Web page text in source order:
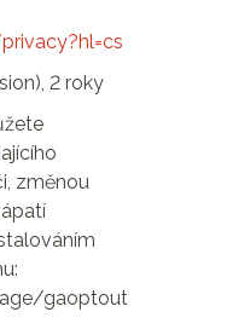
2 roky
změnou
gaoptout